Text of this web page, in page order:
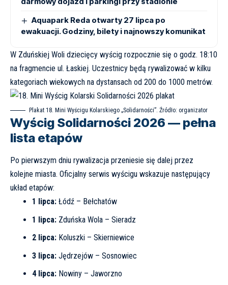
Aquapark Reda otwarty 27 lipca po
ewakuacji. Godziny, bilety i najnowszy komunikat
W Zduńskiej Woli dziecięcy wyścig rozpocznie się o godz. 18:10
na fragmencie ul. Łaskiej. Uczestnicy będą rywalizować w kilku
kategoriach wiekowych na dystansach od 200 do 1000 metrów.
Plakat 18. Mini Wyścigu Kolarskiego „Solidarności”. Źródło: organizator
Wyścig Solidarności 2026 — pełna
lista etapów
Po pierwszym dniu rywalizacja przeniesie się dalej przez
kolejne miasta. Oficjalny serwis wyścigu wskazuje następujący
układ etapów:
1 lipca:Łódź – Bełchatów
1 lipca:Zduńska Wola – Sieradz
2 lipca:Koluszki – Skierniewice
3 lipca:Jędrzejów – Sosnowiec
4 lipca:Nowiny – Jaworzno